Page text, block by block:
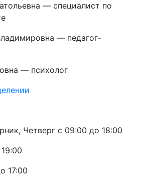
— специалист по
— педагог-
— психолог
Четверг с 09:00 до 18:00
17:00